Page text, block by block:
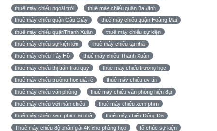
thuê máy chiếu ngoài trời thuê máy chiếu quận Ba đình
thuê máy chiếu quận Cầu Giấy thuê máy chiếu quận Hoàng Mai
thuê máy chiếu quậnThanh Xuân thuê máy chiếu sự kiện
thuê máy chiếu sự kiện lớn thuê máy chiếu tại nhà
thuê máy chiếu Tây Hồ thuê máy chiếu Thanh Xuân
thuê máy chiếu thị trấn trâu quỳ thuê máy chiếu trường học
thuê máy chiếu trường học giá rẻ thuê máy chiếu uy tín
thuê máy chiếu văn phòng thuê máy chiếu văn phòng hiện đại
thuê máy chiếu với màn chiếu thuê máy chiếu xem phim
thuê máy chiếu xem phim tại nhà thuê máy chiếu Đống Đa
Thuê máy chiếu độ phân giải 4K cho phòng họp tổ chức sự kiện